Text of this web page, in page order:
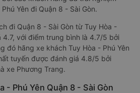
Yên đi Quận 8 - Sài Gòn.
đi Quận 8 - Sài Gòn từ Tuy Hòa -
4.7, với điểm trung bình là 4.7/5 bởi
đó hãng xe khách Tuy Hòa - Phú Yên
tuyến được đánh giá 4.8/5 bởi
xe Phương Trang.
- Phú Yên Quận 8 - Sài Gòn